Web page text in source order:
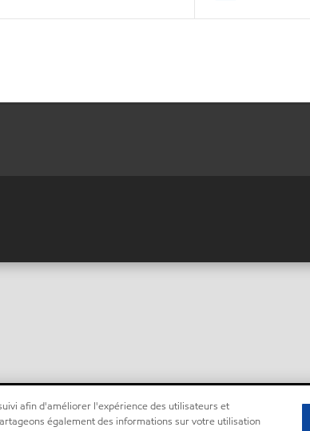
afin d'améliorer l'expérience des utilisateurs et
également des informations sur votre utilisation